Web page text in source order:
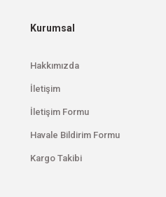
Kurumsal
Hakkımızda
İletişim
İletişim Formu
Havale Bildirim Formu
Kargo Takibi